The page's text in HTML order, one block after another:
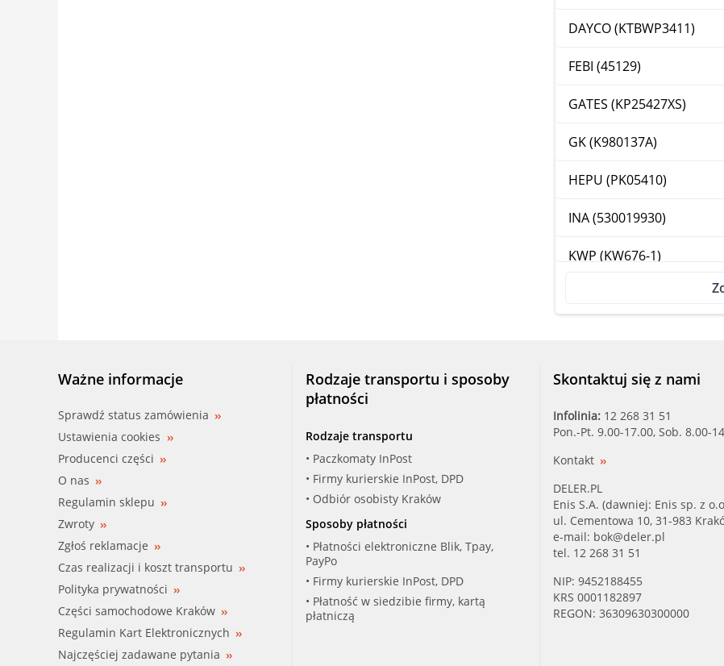
DAYCO (KTBWP3411)
FEBI (45129)
GATES (KP25427XS)
GK (K980137A)
HEPU (PK05410)
INA (530019930)
KWP (KW676-1)
OPTI (KT1285W1)
OPTIMAL (SK-1592AQ1)
RUV (55719701)
RUV (55719702)
SALER (K1PA941)
SASIC (3906088)
Ważne informacje
Sprawdź status zamówienia
Ustawienia cookies
Producenci części
O nas
Regulamin sklepu
Zwroty
Zgłoś reklamacje
Czas realizacji i koszt transportu
Polityka prywatności
Części samochodowe Kraków
Regulamin Kart Elektronicznych
Najczęściej zadawane pytania
Rodzaje transportu i sposoby
płatności
Rodzaje transportu
• Paczkomaty InPost
• Firmy kurierskie InPost, DPD
• Odbiór osobisty Kraków
Sposoby płatności
• Płatności elektroniczne Blik, Tpay,
PayPo
• Firmy kurierskie InPost, DPD
• Płatność w siedzibie firmy, kartą
płatniczą
Skontaktuj się z nami
Infolinia: 12 268 31 51
Pon.-Pt. 9.00-17.00, Sob. 8.00-
Kontakt
DELER.PL
Enis S.A. (dawniej: Enis sp. z
ul. Cementowa 10, 31-983
e-mail: bok@deler.pl
tel. 12 268 31 51
NIP: 9452188455
KRS 0001182897
REGON: 36309630300000